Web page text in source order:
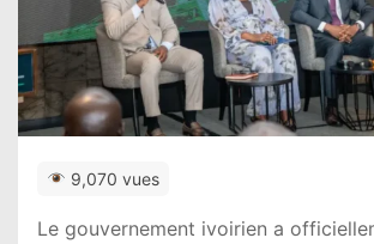
9,070 vues
Le gouvernement ivoirien a